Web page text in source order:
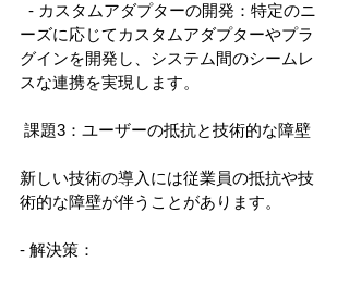
- カスタムアダプターの開発：特定のニ
ーズに応じてカスタムアダプターやプラ
グインを開発し、システム間のシームレ
スな連携を実現します。
課題3：ユーザーの抵抗と技術的な障壁
新しい技術の導入には従業員の抵抗や技
術的な障壁が伴うことがあります。
- 解決策：